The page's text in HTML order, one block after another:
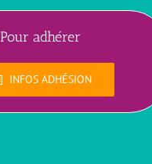
Pour adhérer
INFOS ADHÉSION